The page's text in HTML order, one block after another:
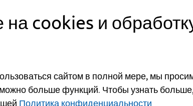
иностранцев и интеграции:
Эрлангера были приглашены принять
и интеграции. Явка на
дорожного движения, Ходьба пешком
на cookies и
сайтом в полной мере, мы
можно больше функций. Чтобы узнать
Политика конфиденциальности